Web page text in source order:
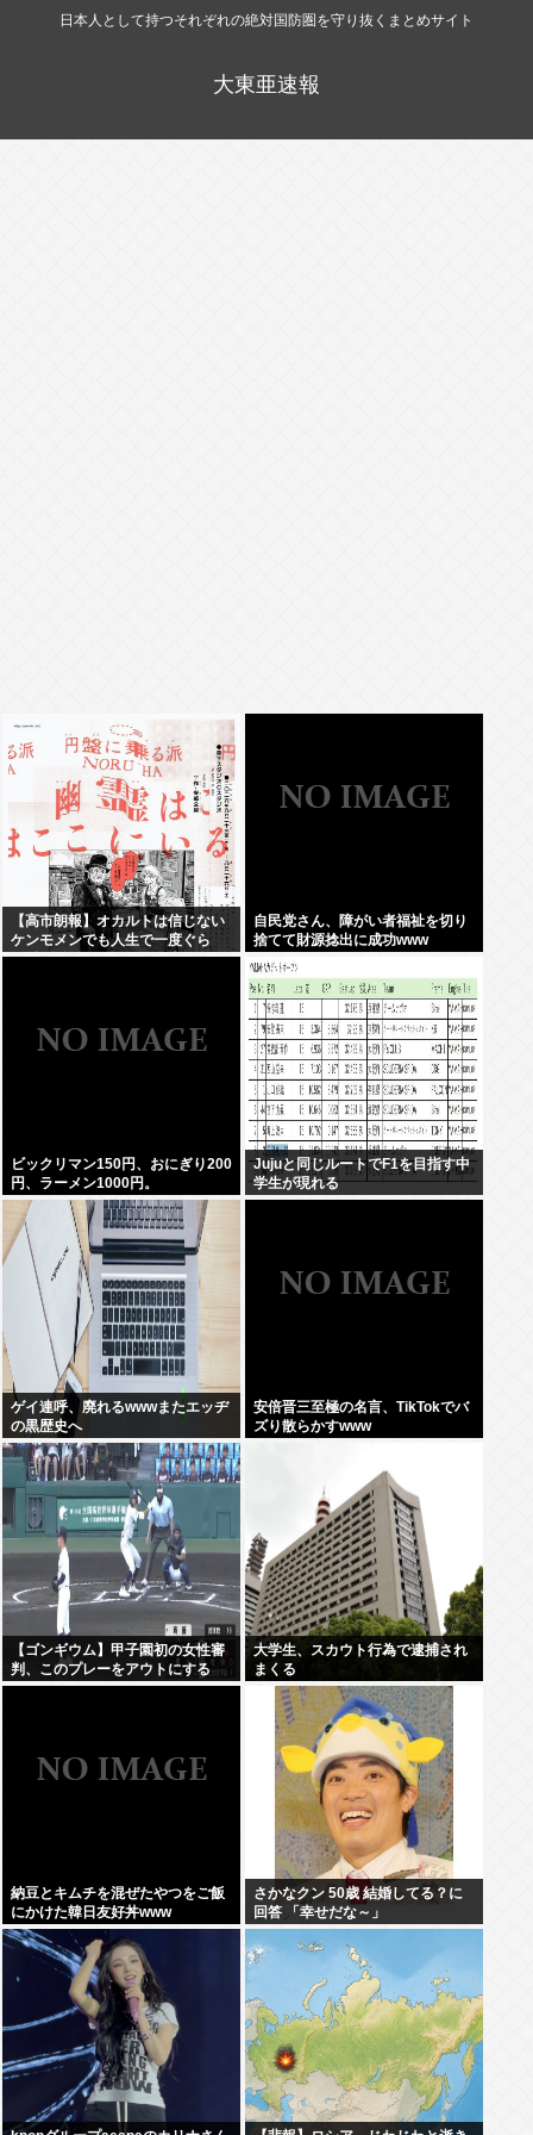
日本人として持つそれぞれの絶対国防圏を守り抜くまとめサイト
大東亜速報
【高市朗報】オカルトは信じない
ケンモメンでも人生で一度ぐら
い"超自然的な体験"した事あるん
自民党さん、障がい者福祉を切り
捨てて財源捻出に成功www
ビックリマン150円、おにぎり200
円、ラーメン1000円。
Jujuと同じルートでF1を目指す中
学生が現れる
ゲイ連呼、廃れるwwwまたエッヂ
の黒歴史へ
安倍晋三至極の名言、TikTokでバ
ズり散らかすwww
【ゴンギウム】甲子園初の女性審
判、このプレーをアウトにする
www
大学生、スカウト行為で逮捕され
まくる
納豆とキムチを混ぜたやつをご飯
にかけた韓日友好丼www
さかなクン 50歳 結婚してる？に
回答 「幸せだな～」